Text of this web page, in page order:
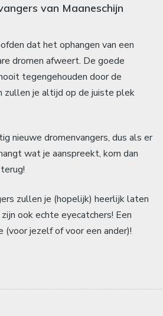
van Maaneschijn
dat het ophangen van een
dromen afweert. De goede
tegengehouden door de
zullen je altijd op de juiste plek
nieuwe dromenvangers, dus als er
wat je aanspreekt, kom dan
zullen je (hopelijk) heerlijk laten
ook echte eyecatchers! Een
(voor jezelf of voor een ander)!